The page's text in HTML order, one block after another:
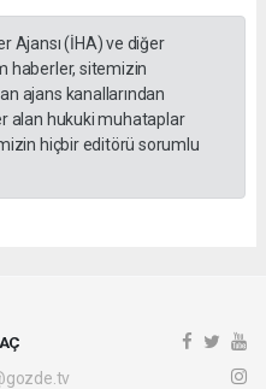
Ajansı (İHA) ve diğer
haberler, sitemizin
ajans kanallarından
alan hukuki muhataplar
hiçbir editörü sorumlu